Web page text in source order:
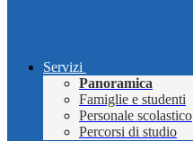
Servizi
Panoramica
Famiglie e studenti
Personale scolastico
Percorsi di studio